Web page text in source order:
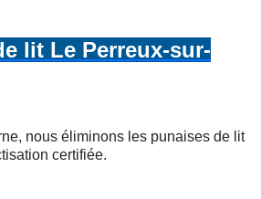
lit Le Perreux-sur-
nous éliminons les punaises de lit
certifiée.